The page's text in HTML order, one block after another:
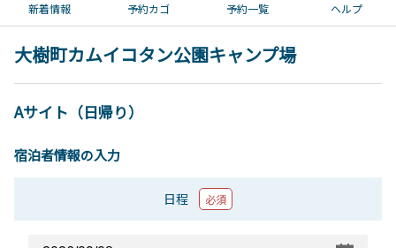
新着情報 予約カゴ 予約一覧 ヘルプ
大樹町カムイコタン公園キャンプ場
Aサイト（日帰り）
宿泊者情報の入力
日程 必須